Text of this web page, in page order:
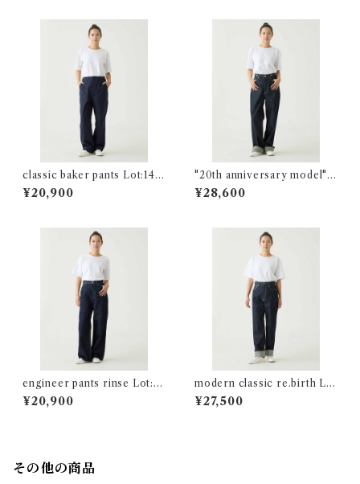
classic baker pants Lot:147
01
¥20,900
"20th anniversary model" 3
0`s cut re.birth Lot:04503-
00
¥28,600
engineer pants rinse Lot:0
4024-05
¥20,900
modern classic re.birth Lo
t:04701
¥27,500
その他の商品